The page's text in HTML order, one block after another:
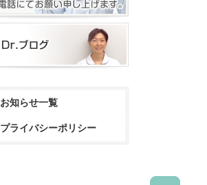
お知らせ一覧
プライバシーポリシー